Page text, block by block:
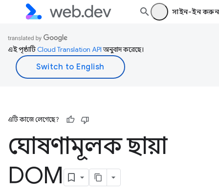
সাইন-ইন করুন
এই পৃষ্ঠাটিCloud Translation APIঅনুবাদ করেছে।
এটি কাজে লেগেছে?
ঘোষণামূলক ছায়া
DOM